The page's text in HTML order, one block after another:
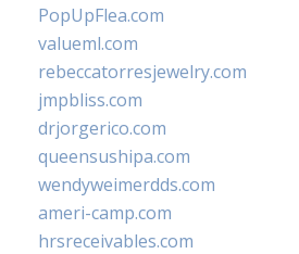
PopUpFlea.com
valueml.com
rebeccatorresjewelry.com
jmpbliss.com
drjorgerico.com
queensushipa.com
wendyweimerdds.com
ameri-camp.com
hrsreceivables.com